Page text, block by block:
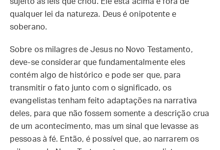
qualquer lei da natureza. Deus é onipotente e
soberano.
Sobre os milagres de Jesus no Novo Testamento,
deve-se considerar que fundamentalmente eles
contém algo de histórico e pode ser que, para
transmitir o fato junto com o significado, os
evangelistas tenham feito adaptações na narrativa
deles, para que não fossem somente a descrição crua
de um acontecimento, mas um sinal que levasse as
pessoas à fé. Então, é possível que, ao narrarem os